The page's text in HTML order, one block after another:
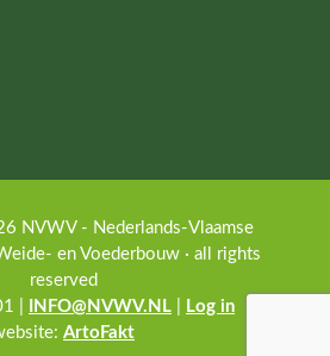
NVWV - Nederlands-Vlaamse
en Voederbouw · all rights
reserved
|
INFO@NVWV.NL
Log in
ArtoFakt